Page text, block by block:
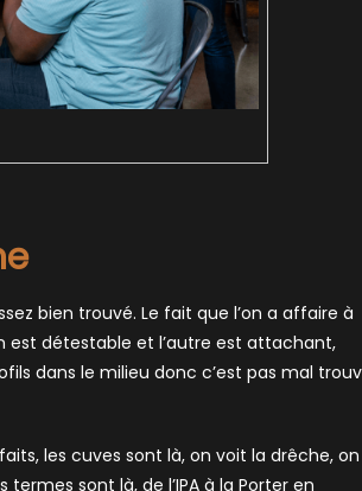
bien trouvé. Le fait que l’on a affaire à
est détestable et l’autre est attachant,
dans le milieu donc c’est pas mal
les cuves sont là, on voit la drêche, on
sont là, de l’IPA à la Porter en